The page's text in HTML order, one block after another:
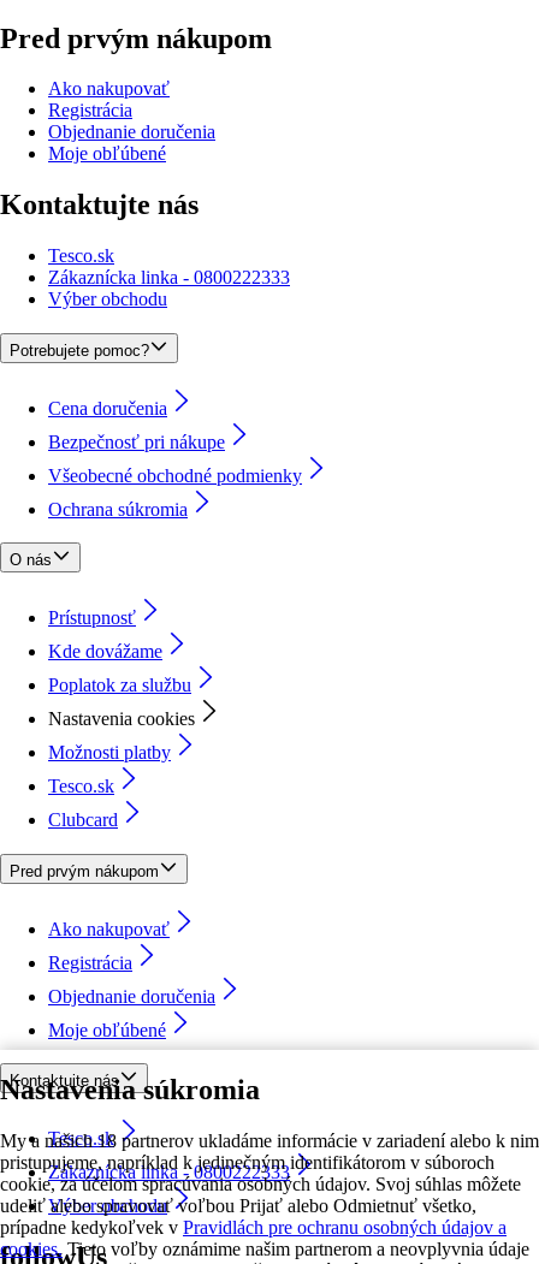
Nastavenia súkromia
My a našich 18 partnerov ukladáme informácie v zariadení alebo k nim
pristupujeme, napríklad k jedinečným identifikátorom v súboroch
cookie, za účelom spracúvania osobných údajov. Svoj súhlas môžete
udeliť alebo spravovať voľbou Prijať alebo Odmietnuť všetko,
prípadne kedykoľvek v Pravidlách pre ochranu osobných údajov a
cookies. Tieto voľby oznámime našim partnerom a neovplyvnia údaje
Pred prvým nákupom
Ako nakupovať
Registrácia
Objednanie doručenia
Moje obľúbené
Kontaktujte nás
Tesco.sk
Zákaznícka linka - 0800222333
Výber obchodu
Potrebujete pomoc?
Cena doručenia
Bezpečnosť pri nákupe
Všeobecné obchodné podmienky
Ochrana súkromia
O nás
Prístupnosť
Kde dovážame
Poplatok za službu
Nastavenia cookies
Možnosti platby
Tesco.sk
Clubcard
Pred prvým nákupom
Ako nakupovať
Registrácia
Objednanie doručenia
Moje obľúbené
Kontaktujte nás
Tesco.sk
Zákaznícka linka - 0800222333
Výber obchodu
followUs